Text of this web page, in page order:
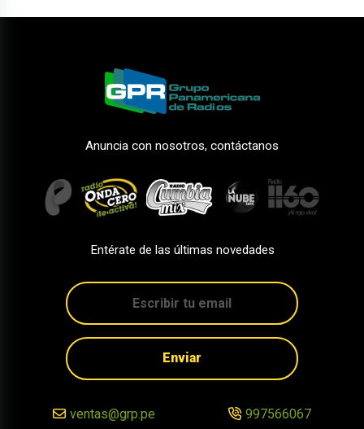
Anuncia con nosotros, contáctanos
Entérate de las últimas novedades
Enviar
ventas@grp.pe 997566067